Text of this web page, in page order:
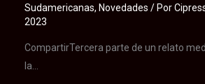
Sudamericanas, Novedades / Por
2023
CompartirTercera parte de un relato
la…